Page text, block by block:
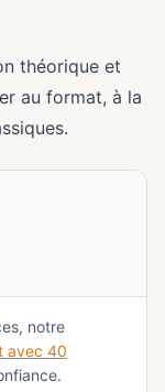
théorique et
au format, à la
notre
avec 40